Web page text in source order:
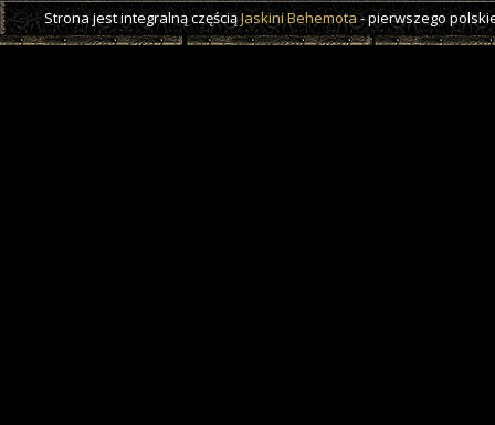
Strona jest integralną częściąJaskini Behemota- pierwszego